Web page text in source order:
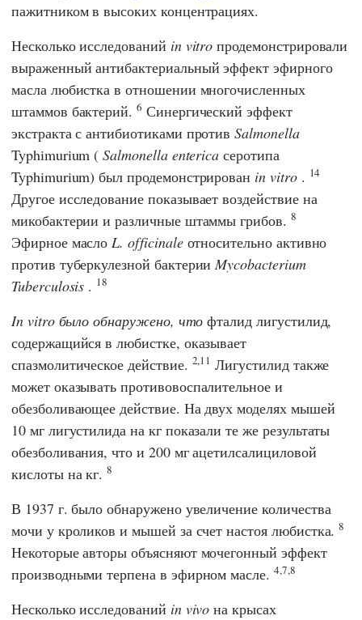
пажитником в высоких концентрациях.
Несколько исследований in vitro продемонстрировали
выраженный антибактериальный эффект эфирного
масла любистка в отношении многочисленных
штаммов бактерий.6 Синергический эффект
экстракта с антибиотиками противSalmonella
Typhimurium (Salmonella enterica серотипа
Typhimurium) был продемонстрирован in vitro. 14
Другое исследование показывает воздействие на
микобактерии и различные штаммы грибов. 8
Эфирное маслоL. officinaleотносительно активно
против туберкулезной бактерииMycobacterium
Tuberculosis . 18
In vitro было обнаружено, что фталид лигустилид,
содержащийся в любистке, оказывает
спазмолитическое действие. 2,11 Лигустилид также
может оказывать противовоспалительное и
обезболивающее действие. На двух моделях мышей
10 мг лигустилида на кг показали те же результаты
обезболивания, что и 200 мг ацетилсалициловой
кислоты на кг.8
В 1937 г. было обнаружено увеличение количества
мочи у кроликов и мышей за счет настоя любистка.8
Некоторые авторы объясняют мочегонный эффект
производными терпена в эфирном масле. 4,7,8
Несколько исследований in vivo на крысах